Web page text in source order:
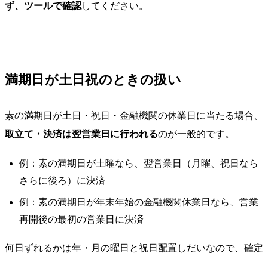
ず、ツールで確認してください。
満期日が土日祝のときの扱い
素の満期日が土日・祝日・金融機関の休業日に当たる場合、
取立て・決済は翌営業日に行われるのが一般的です。
例：素の満期日が土曜なら、翌営業日（月曜、祝日なら
さらに後ろ）に決済
例：素の満期日が年末年始の金融機関休業日なら、営業
再開後の最初の営業日に決済
何日ずれるかは年・月の曜日と祝日配置しだいなので、確定